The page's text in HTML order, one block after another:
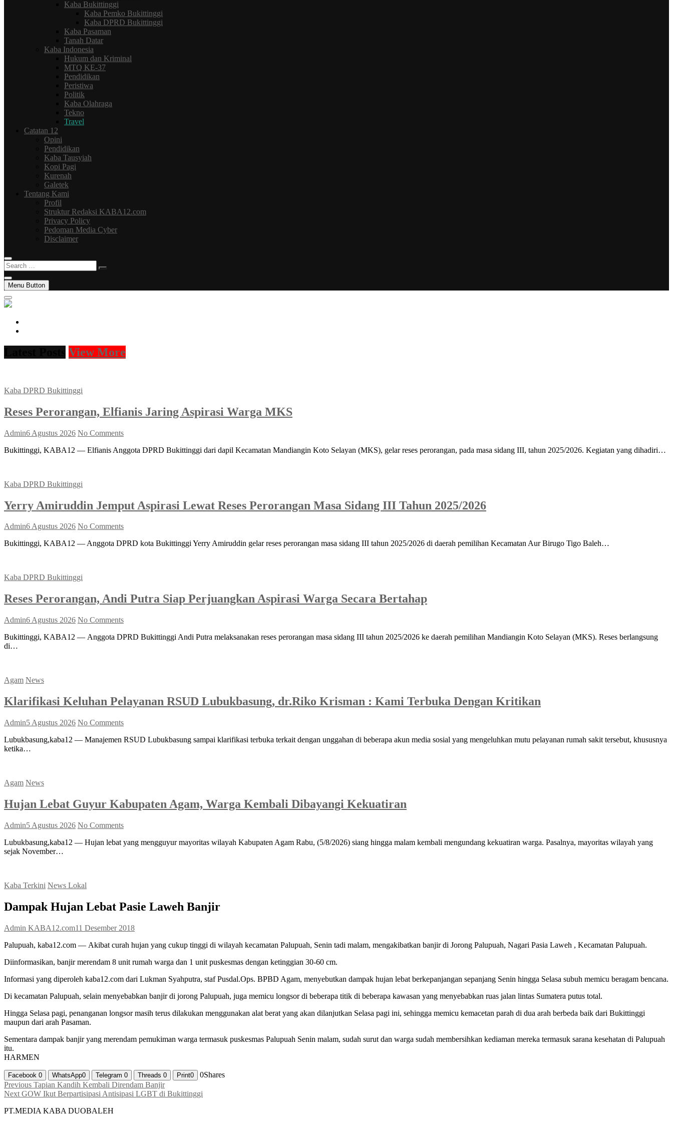
Kaba Bukittinggi
Kaba Pemko Bukittinggi
Kaba DPRD Bukittinggi
Kaba Pasaman
Tanah Datar
Kaba Indonesia
Hukum dan Kriminal
MTQ KE-37
Pendidikan
Peristiwa
Politik
Kaba Olahraga
Tekno
Travel
Catatan 12
Opini
Pendidikan
Kaba Tausyiah
Kopi Pagi
Kurenah
Galetek
Tentang Kami
Profil
Struktur Redaksi KABA12.com
Privacy Policy
Pedoman Media Cyber
Disclaimer
Search
…
Menu Button
View More
Kaba DPRD Bukittinggi
Reses Perorangan, Elfianis Jaring Aspirasi Warga MKS
Admin6 Agustus 2026 No Comments
Bukittinggi, KABA12 — Elfianis Anggota DPRD Bukittinggi dari dapil Kecamatan Mandiangin Koto Selayan (MKS), gelar reses perorangan, pada masa sidang III, tahun 2025/2026. Kegiatan yang dihadiri…
Kaba DPRD Bukittinggi
Yerry Amiruddin Jemput Aspirasi Lewat Reses Perorangan Masa Sidang III Tahun 2025/2026
Admin6 Agustus 2026 No Comments
Bukittinggi, KABA12 — Anggota DPRD kota Bukittinggi Yerry Amiruddin gelar reses perorangan masa sidang III tahun 2025/2026 di daerah pemilihan Kecamatan Aur Birugo Tigo Baleh…
Kaba DPRD Bukittinggi
Reses Perorangan, Andi Putra Siap Perjuangkan Aspirasi Warga Secara Bertahap
Admin6 Agustus 2026 No Comments
Bukittinggi, KABA12 — Anggota DPRD Bukittinggi Andi Putra melaksanakan reses perorangan masa sidang III tahun 2025/2026 ke daerah pemilihan Mandiangin Koto Selayan (MKS). Reses berlangsung
di…
Agam News
Klarifikasi Keluhan Pelayanan RSUD Lubukbasung, dr.Riko Krisman : Kami Terbuka Dengan Kritikan
Admin5 Agustus 2026 No Comments
Lubukbasung,kaba12 — Manajemen RSUD Lubukbasung sampai klarifikasi terbuka terkait dengan unggahan di beberapa akun media sosial yang mengeluhkan mutu pelayanan rumah sakit tersebut, khususnya
ketika…
Agam News
Hujan Lebat Guyur Kabupaten Agam, Warga Kembali Dibayangi Kekuatiran
Admin5 Agustus 2026 No Comments
Lubukbasung,kaba12 — Hujan lebat yang mengguyur mayoritas wilayah Kabupaten Agam Rabu, (5/8/2026) siang hingga malam kembali mengundang kekuatiran warga. Pasalnya, mayoritas wilayah yang
sejak November…
Kaba Terkini News Lokal
Dampak Hujan Lebat Pasie Laweh Banjir
Admin KABA12.com11 Desember 2018
Palupuah, kaba12.com — Akibat curah hujan yang cukup tinggi di wilayah kecamatan Palupuah, Senin tadi malam, mengakibatkan banjir di Jorong Palupuah, Nagari Pasia Laweh , Kecamatan Palupuah.
Diinformasikan, banjir merendam 8 unit rumah warga dan 1 unit puskesmas dengan ketinggian 30-60 cm.
Informasi yang diperoleh kaba12.com dari Lukman Syahputra, staf Pusdal.Ops. BPBD Agam, menyebutkan dampak hujan lebat berkepanjangan sepanjang Senin hingga Selasa subuh memicu beragam bencana.
Di kecamatan Palupuah, selain menyebabkan banjir di jorong Palupuah, juga memicu longsor di beberapa titik di beberapa kawasan yang menyebabkan ruas jalan lintas Sumatera putus total.
Hingga Selasa pagi, penanganan longsor masih terus dilakukan menggunakan alat berat yang akan dilanjutkan Selasa pagi ini, sehingga memicu kemacetan parah di dua arah berbeda baik dari Bukittinggi
maupun dari arah Pasaman.
Sementara dampak banjir yang merendam pemukiman warga termasuk puskesmas Palupuah Senin malam, sudah surut dan warga sudah membersihkan kediaman mereka termasuk sarana kesehatan di Palupuah
itu.
HARMEN
Facebook 0 WhatsApp0 Telegram 0 Threads 0 Print0 0Shares
Navigasi
pos
Previous Previous
post:
Tapian Kandih Kembali Direndam Banjir
Next Next
GOW Ikut Berpartisipasi Antisipasi LGBT di Bukittinggi
PT.MEDIA KABA DUOBALEH